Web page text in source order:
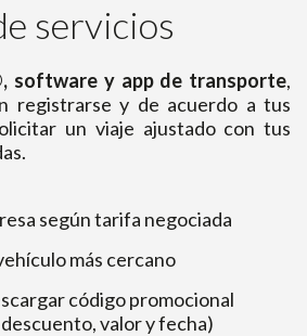
servicios
software y app de transporte,
registrarse y de acuerdo a tus
un viaje ajustado con tus
según tarifa negociada
más cercano
código promocional
valor y fecha)